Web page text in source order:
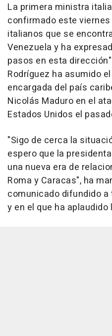
La primera ministra
confirmado este
italianos que se
Venezuela y ha
pasos en esta
Rodríguez ha asumido
encargada del país
Nicolás Maduro en el
Estados Unidos el
"Sigo de cerca la
espero que la
una nueva era de
Roma y Caracas", ha
comunicado difundido
y en el que ha aplaudido